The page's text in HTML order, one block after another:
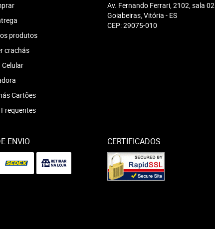
produtos
crachás
Cartões
Av. Fernando Ferrari, 2102, sala 02
Goiabeiras, Vitória - ES
CEP: 29075-010
ENVIO CERTIFICADOS